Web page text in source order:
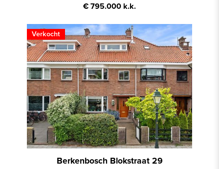
€ 795.000 k.k.
Verkocht
Berkenbosch Blokstraat 29